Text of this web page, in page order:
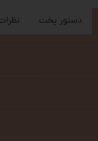
دستور پخت